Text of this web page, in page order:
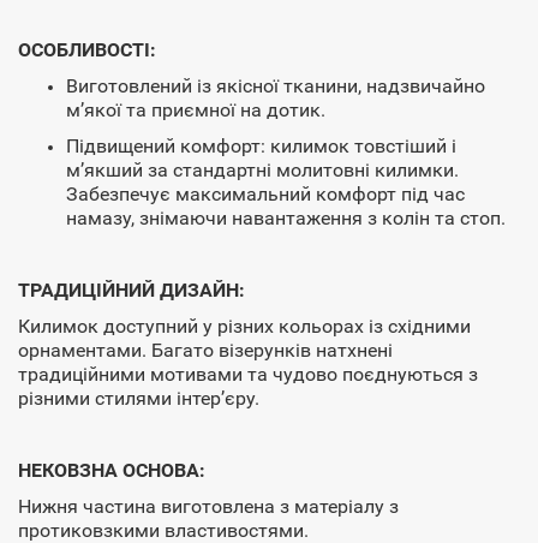
ОСОБЛИВОСТІ:
Виготовлений із якісної тканини, надзвичайно
м’якої та приємної на дотик.
Підвищений комфорт: килимок товстіший і
м’якший за стандартні молитовні килимки.
Забезпечує максимальний комфорт під час
намазу, знімаючи навантаження з колін та стоп.
ТРАДИЦІЙНИЙ ДИЗАЙН:
Килимок доступний у різних кольорах із східними
орнаментами. Багато візерунків натхнені
традиційними мотивами та чудово поєднуються з
різними стилями інтер’єру.
НЕКОВЗНА ОСНОВА:
Нижня частина виготовлена з матеріалу з
протиковзкими властивостями.